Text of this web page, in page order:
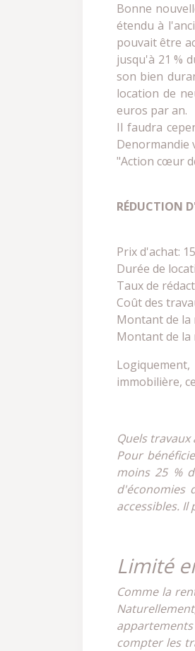
Bonne
étendu à
pouvait être
jusqu'à 21 %
son bien
location de
euros par an.
Il faudra
Denormandie
"Action cœur
RÉDUCTION
Prix d'achat:
Durée de
Taux de
Coût des
Montant de la
Montant de la
immobilière,
Quels
Pour
moins 25 %
d'économies
accessibles.
Limité
Comme la
compter les